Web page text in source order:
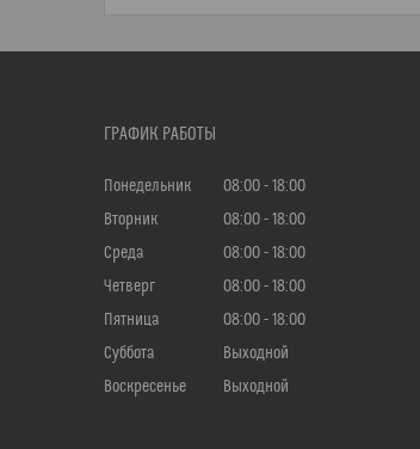
ГРАФИК РАБОТЫ
Понедельник 08:00
18:00
Вторник
08:00
18:00
Среда
08:00
18:00
Четверг
08:00
18:00
Пятница
08:00
18:00
Суббота
Выходной
Воскресенье
Выходной